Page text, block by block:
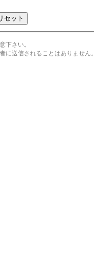
下さい。
送信されることはありません。